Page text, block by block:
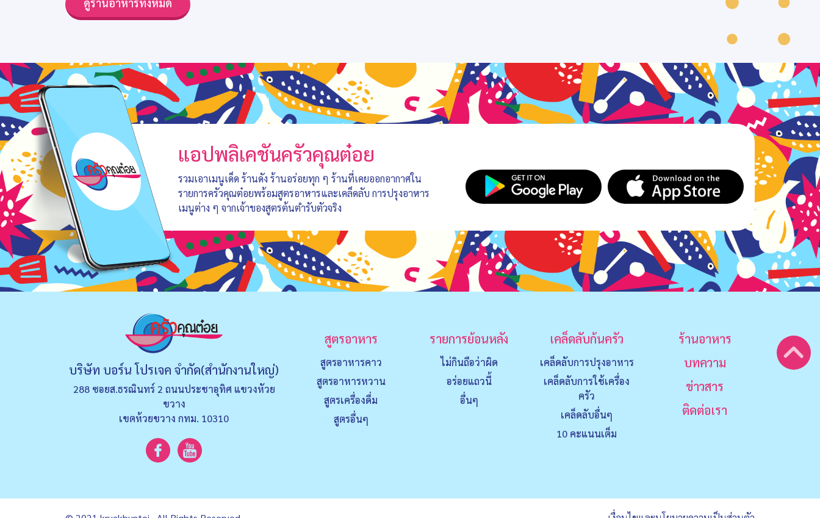
ดูร้านอาหารทั้งหมด
แอปพลิเคชันครัวคุณต๋อย
รวมเอาเมนูเด็ด ร้านดัง ร้านอร่อยทุก ๆ ร้านที่เคยออกอากาศใน
รายการครัวคุณต๋อยพร้อมสูตรอาหารและเคล็ดลับ การปรุงอาหาร
เมนูต่าง ๆ จากเจ้าของสูตรต้นตำรับตัวจริง
บริษัท บอร์น โปรเจค จำกัด(สำนักงานใหญ่)
288 ซอยส.ธรณินทร์ 2 ถนนประชาอุทิศ แขวงหัวย
ขวาง
เขตห้วยขวาง กทม. 10310
สูตรอาหาร
สูตรอาหารคาว
สูตรอาหารหวาน
สูตรเครื่องดื่ม
สูตรอื่นๆ
รายการย้อนหลัง
ไม่กินถือว่าผิด
อร่อยแถวนี้
อื่นๆ
เคล็ดลับก้นครัว
เคล็ดลับการปรุงอาหาร
เคล็ดลับการใช้เครื่อง
ครัว
เคล็ดลับอื่นๆ
10 คะแนนเต็ม
ร้านอาหาร
บทความ
ข่าวสาร
ติดต่อเรา